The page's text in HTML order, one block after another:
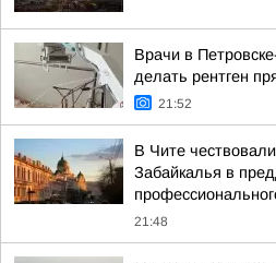
Врачи в
делать рентген
21:52
В Чите
Забайкалья в
21:48